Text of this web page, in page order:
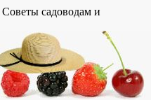
Советы садоводам и